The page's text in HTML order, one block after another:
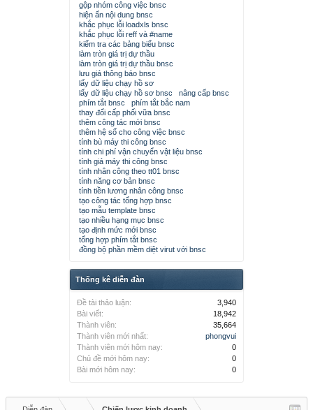
gộp nhóm công việc bnsc
hiện ẩn nội dung bnsc
khắc phục lỗi loadxls bnsc
khắc phục lỗi reff và #name
kiểm tra các bảng biểu bnsc
làm tròn giá trị dự thầu
làm tròn giá trị dự thầu bnsc
lưu giá thông báo bnsc
lấy dữ liệu chạy hồ sơ
lấy dữ liệu chạy hồ sơ bnsc
nâng cấp bnsc
phím tắt bnsc
phím tắt bắc nam
thay đổi cấp phối vữa bnsc
thêm công tác mới bnsc
thêm hệ số cho công việc bnsc
tính bù máy thi công bnsc
tính chi phí vận chuyển vật liệu bnsc
tính giá máy thi công bnsc
tính nhân công theo tt01 bnsc
tính năng cơ bản bnsc
tính tiền lương nhân công bnsc
tạo công tác tổng hợp bnsc
tạo mẫu template bnsc
tạo nhiều hạng mục bnsc
tạo định mức mới bnsc
tổng hợp phím tắt bnsc
đồng bộ phần mềm diệt virut với bnsc
Thống kê diễn đàn
Đề tài thảo luận:
3,940
Bài viết:
18,942
Thành viên:
35,664
Thành viên mới nhất:
phongvui
Thành viên mới hôm nay:
0
Chủ đề mới hôm nay:
0
Bài mới hôm nay:
0